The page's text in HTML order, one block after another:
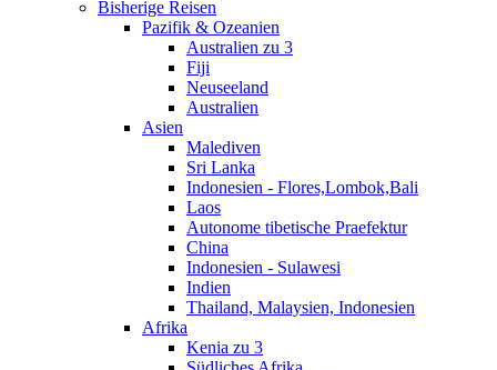
Bisherige Reisen
Pazifik & Ozeanien
Australien zu 3
Fiji
Neuseeland
Australien
Asien
Malediven
Sri Lanka
Indonesien - Flores,Lombok,Bali
Laos
Autonome tibetische Praefektur
China
Indonesien - Sulawesi
Indien
Thailand, Malaysien, Indonesien
Afrika
Kenia zu 3